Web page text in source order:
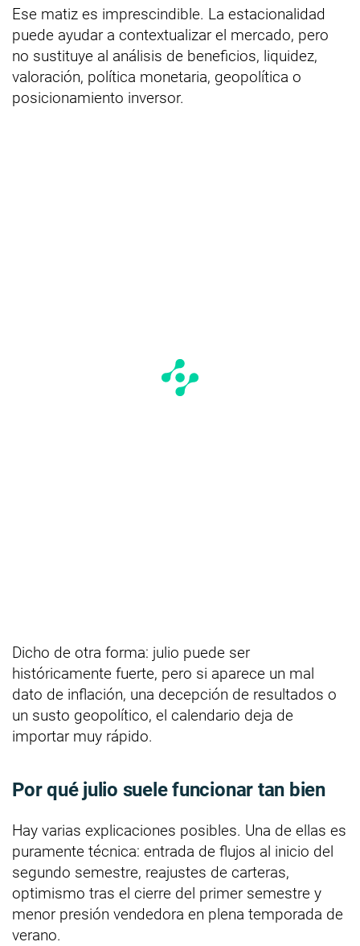
Ese matiz es imprescindible. La estacionalidad
puede ayudar a contextualizar el mercado, pero
no sustituye al análisis de beneficios, liquidez,
valoración, política monetaria, geopolítica o
posicionamiento inversor.
Dicho de otra forma: julio puede ser
históricamente fuerte, pero si aparece un mal
dato de inflación, una decepción de resultados o
un susto geopolítico, el calendario deja de
importar muy rápido.
Por qué julio suele funcionar tan bien
Hay varias explicaciones posibles. Una de ellas es
puramente técnica: entrada de flujos al inicio del
segundo semestre, reajustes de carteras,
optimismo tras el cierre del primer semestre y
menor presión vendedora en plena temporada de
verano.